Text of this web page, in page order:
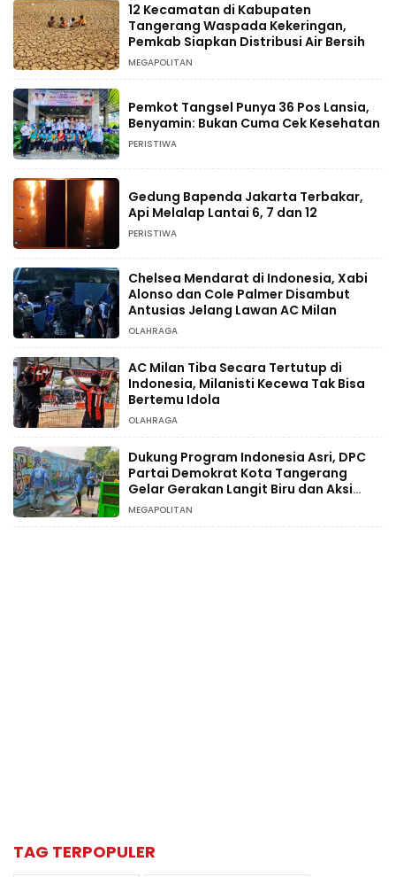
12 Kecamatan di Kabupaten
Tangerang Waspada Kekeringan,
Pemkab Siapkan Distribusi Air Bersih
MEGAPOLITAN
Pemkot Tangsel Punya 36 Pos Lansia,
Benyamin: Bukan Cuma Cek Kesehatan
PERISTIWA
Gedung Bapenda Jakarta Terbakar,
Api Melalap Lantai 6, 7 dan 12
PERISTIWA
Chelsea Mendarat di Indonesia, Xabi
Alonso dan Cole Palmer Disambut
Antusias Jelang Lawan AC Milan
OLAHRAGA
AC Milan Tiba Secara Tertutup di
Indonesia, Milanisti Kecewa Tak Bisa
Bertemu Idola
OLAHRAGA
Dukung Program Indonesia Asri, DPC
Partai Demokrat Kota Tangerang
Gelar Gerakan Langit Biru dan Aksi
Tanam Pohon
MEGAPOLITAN
TAG TERPOPULER